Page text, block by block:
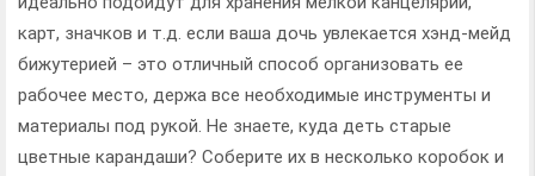
карт, значков и т.д. если ваша дочь увлекается хэнд-мейд
бижутерией – это отличный способ организовать ее
рабочее место, держа все необходимые инструменты и
материалы под рукой. Не знаете, куда деть старые
цветные карандаши? Соберите их в несколько коробок и